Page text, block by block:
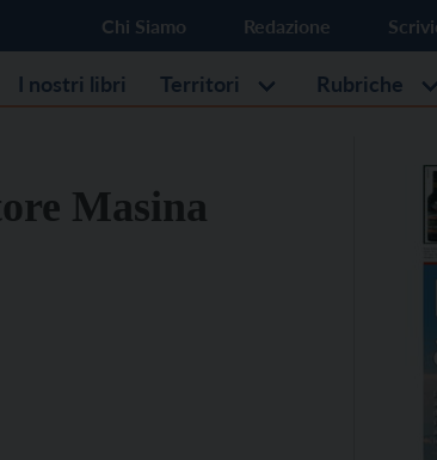
Chi Siamo Redazione
I nostri libri Territori Rubriche
Masina